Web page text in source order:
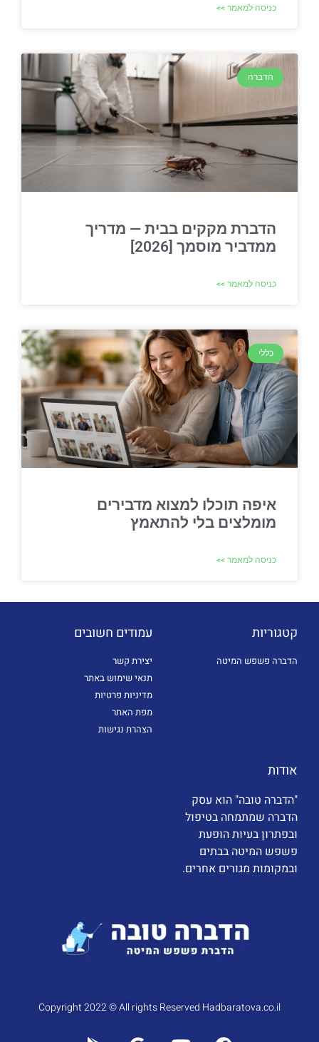
כניסה למאמר >>
הדברה
הדברת מקקים בבית — מדריך
ממדביר מוסמך [2026]
כניסה למאמר >>
כללי
איפה תוכלו למצוא מדבירים
מומלצים בלי להתאמץ
כניסה למאמר >>
קטגוריות
הדברה פשפש המיטה
עמודים חשובים
יצירת קשר
תנאי שימוש באתר
מדיניות פרטיות
מפת האתר
הצהרת נגישות
אודות
"הדברה טובה" הוא עסק
הדברה שמתמחה בטיפול
ובפתרון בעיות הופעת
פשפש המיטה בבתים
ובמקומות מגורים אחרים.
Copyright 2022 © All rights Reserved Hadbaratova.co.il